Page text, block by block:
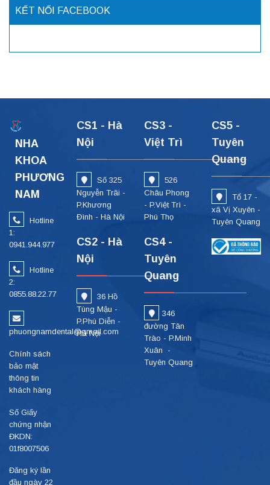
KẾT NỐI FACEBOOK
NHA
KHOA
PHƯƠNG
NAM
Hotline
1:
0941.944.977
Hotline
2:
0855.88.22.77
phuongnamdental@gmail.com
Chính sách
bảo mật
thông tin
khách hàng
Số Giấy
chứng nhận
ĐKDN:
01f8007506
Đăng ký lần
đầu ngày 22
CS1 - Hà
Nội
Số 325
Nguyễn Trãi -
P.Khương
Đình - Hà Nội
CS2 - Hà
Nội
36 Hồ
Tùng Mậu -
P.Phú Diễn -
Hà Nội
CS3 -
Việt Trì
526
Châu Phong
- P.Việt Trì -
Phú Thọ
CS4 -
Tuyên
Quang
346
đường Tân
Trào - P.Minh
Xuân -
Tuyên Quang
CS5 -
Tuyên
Quang
Tổ 17 -
xã Vị Xuyên -
Tuyên Quang